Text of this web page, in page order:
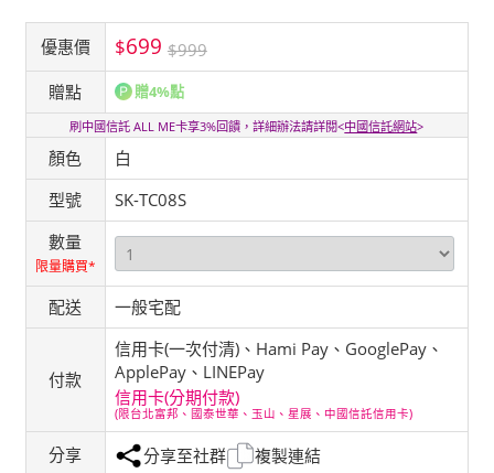
優惠價 $699 $999
贈點
贈4%點
刷中國信託 ALL ME卡享3%回饋，詳細辦法請詳閱<中國信託網站>
顏色
白
型號
SK-TC08S
數量
限量購買*
配送 一般宅配
付款
信用卡(一次付清)、Hami Pay、GooglePay、
ApplePay、LINEPay
信用卡(分期付款)
(限台北富邦、國泰世華、玉山、星展、中國信託信用卡)
分享 分享至社群 複製連結